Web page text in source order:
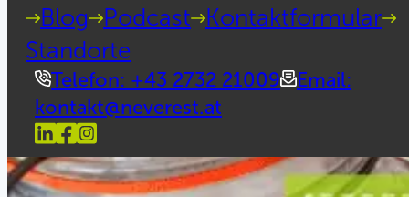
Blog Podcast Kontaktformular
Standorte
Telefon: +43 2732 21009
Email:
kontakt@neverest.at